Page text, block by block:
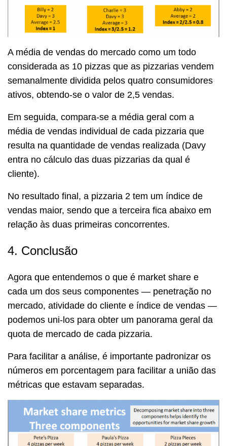
A média de vendas do mercado como um todo
considerada as 10 pizzas que as pizzarias vendem
semanalmente dividida pelos quatro consumidores
ativos, obtendo-se o valor de 2,5 vendas.
Em seguida, compara-se a média geral com a
média de vendas individual de cada pizzaria que
resulta na quantidade de vendas realizada (Davy
entra no cálculo das duas pizzarias da qual é
cliente).
No resultado final, a pizzaria 2 tem um índice de
vendas maior, sendo que a terceira fica abaixo em
relação às duas primeiras concorrentes.
4. Conclusão
Agora que entendemos o que é market share e
cada um dos seus componentes — penetração no
mercado, atividade do cliente e índice de vendas —
podemos uni-los para obter um panorama geral da
quota de mercado de cada pizzaria.
Para facilitar a análise, é importante padronizar os
números em porcentagem para facilitar a união das
métricas que estavam separadas.